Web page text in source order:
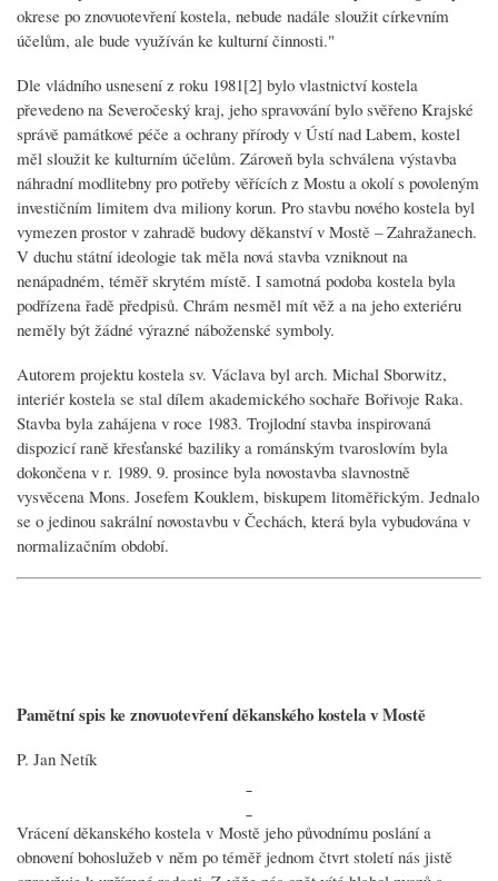
okrese po znovuotevření kostela, nebude nadále sloužit církevním
účelům, ale bude využíván ke kulturní činnosti."
Dle vládního usnesení z roku 1981[2] bylo vlastnictví kostela
převedeno na Severočeský kraj, jeho spravování bylo svěřeno Krajské
správě památkové péče a ochrany přírody v Ústí nad Labem, kostel
měl sloužit ke kulturním účelům. Zároveň byla schválena výstavba
náhradní modlitebny pro potřeby věřících z Mostu a okolí s povoleným
investičním limitem dva miliony korun. Pro stavbu nového kostela byl
vymezen prostor v zahradě budovy děkanství v Mostě – Zahražanech.
V duchu státní ideologie tak měla nová stavba vzniknout na
nenápadném, téměř skrytém místě. I samotná podoba kostela byla
podřízena řadě předpisů. Chrám nesměl mít věž a na jeho exteriéru
neměly být žádné výrazné náboženské symboly.
Autorem projektu kostela sv. Václava byl arch. Michal Sborwitz,
interiér kostela se stal dílem akademického sochaře Bořivoje Raka.
Stavba byla zahájena v roce 1983. Trojlodní stavba inspirovaná
dispozicí raně křesťanské baziliky a románským tvaroslovím byla
dokončena v r. 1989. 9. prosince byla novostavba slavnostně
vysvěcena Mons. Josefem Kouklem, biskupem litoměřickým. Jednalo
se o jedinou sakrální novostavbu v Čechách, která byla vybudována v
normalizačním období.
Pamětní spis ke znovuotevření děkanského kostela v Mostě
P. Jan Netík
Vrácení děkanského kostela v Mostě jeho původnímu poslání a
obnovení bohoslužeb v něm po téměř jednom čtvrt století nás jistě